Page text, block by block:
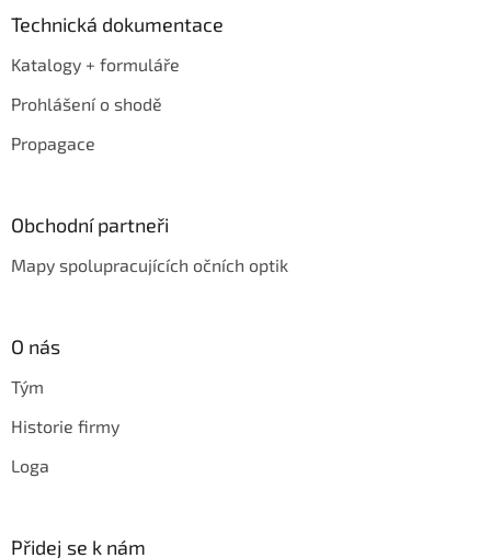
Technická dokumentace
Katalogy + formuláře
Prohlášení o shodě
Propagace
Obchodní partneři
Mapy spolupracujících očních optik
O nás
Tým
Historie firmy
Loga
Přidej se k nám